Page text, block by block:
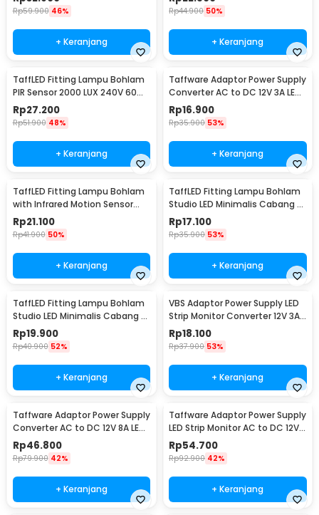
Rp59.900 46%
+ Keranjang
Rp44.900 50%
+ Keranjang
TaffLED Fitting Lampu Bohlam
PIR Sensor 2000 LUX 240V 60W
E27 - SP-150
Rp27.200
Rp51.900 48%
+ Keranjang
Taffware Adaptor Power Supply
Converter AC to DC 12V 3A LED
Strip - DSM-1230
Rp16.900
Rp35.900 53%
+ Keranjang
TaffLED Fitting Lampu Bohlam
with Infrared Motion Sensor
240V 50W E27 - SP-820
Rp21.100
Rp41.900 50%
+ Keranjang
TaffLED Fitting Lampu Bohlam
Studio LED Minimalis Cabang 3
E27 220V - HU-350
Rp17.100
Rp35.900 53%
+ Keranjang
TaffLED Fitting Lampu Bohlam
Studio LED Minimalis Cabang 4
E27 220V - HU-400
Rp19.900
Rp40.900 52%
+ Keranjang
VBS Adaptor Power Supply LED
Strip Monitor Converter 12V 3A
36W - AYD-1230
Rp18.100
Rp37.900 53%
+ Keranjang
Taffware Adaptor Power Supply
Converter AC to DC 12V 8A LED
Strip - 1280
Rp46.800
Rp79.900 42%
+ Keranjang
Taffware Adaptor Power Supply
LED Strip Monitor AC to DC 12V
10A - AYD-12100
Rp54.700
Rp92.900 42%
+ Keranjang